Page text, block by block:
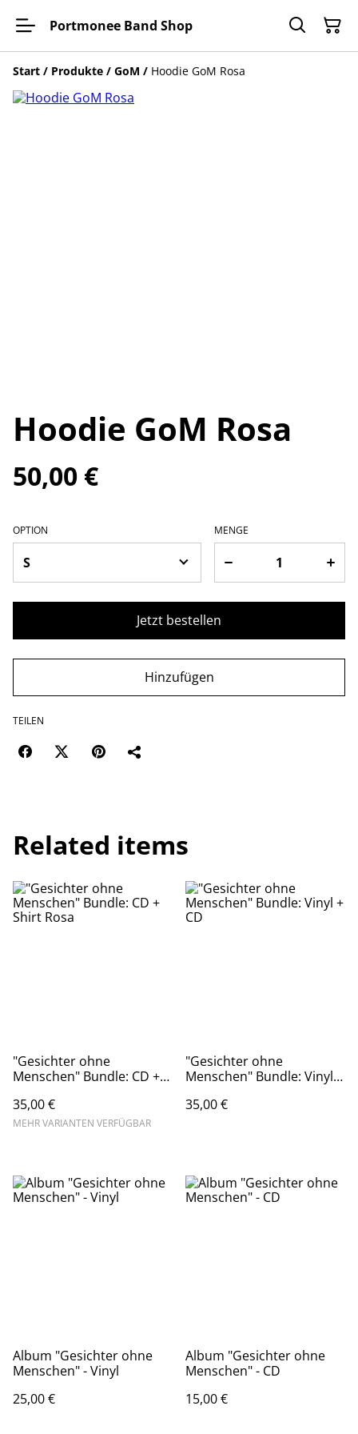
Portmonee Band Shop
Start / Produkte / GoM / Hoodie GoM Rosa
Hoodie GoM Rosa
50,00 €
OPTION MENGE
Jetzt bestellen
Hinzufügen
TEILEN
Related items
"Gesichter ohne
Menschen" Bundle: CD +
35,00 €
MEHR VARIANTEN VERFÜGBAR
"Gesichter ohne
Menschen" Bundle: Vinyl +
35,00 €
Album "Gesichter ohne
Menschen" - Vinyl
25,00 €
Album "Gesichter ohne
Menschen" - CD
15,00 €